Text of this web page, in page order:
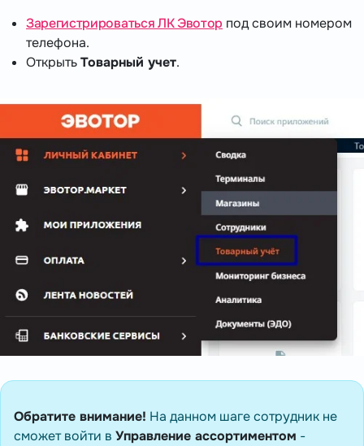
Зарегистрироваться ЛК Эвотор под своим номером
телефона.
ОткрытьТоварный учет.
Обратите внимание! На данном шаге сотрудник не
сможет войти в Управление ассортиментом -